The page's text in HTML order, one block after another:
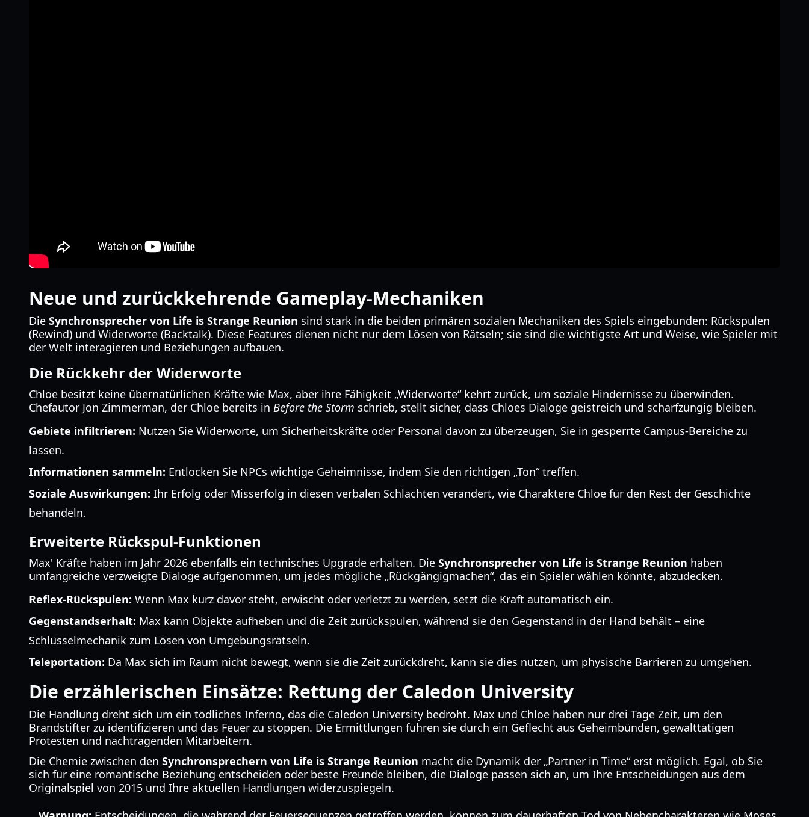
Neue und zurückkehrende Gameplay-Mechaniken
Die Synchronsprecher von Life is Strange Reunion sind stark in die beiden primären sozialen Mechaniken des Spiels eingebunden: Rückspulen
(Rewind) und Widerworte (Backtalk). Diese Features dienen nicht nur dem Lösen von Rätseln; sie sind die wichtigste Art und Weise, wie Spieler mit
der Welt interagieren und Beziehungen aufbauen.
Die Rückkehr der Widerworte
Chloe besitzt keine übernatürlichen Kräfte wie Max, aber ihre Fähigkeit „Widerworte“ kehrt zurück, um soziale Hindernisse zu überwinden.
Chefautor Jon Zimmerman, der Chloe bereits in Before the Storm schrieb, stellt sicher, dass Chloes Dialoge geistreich und scharfzüngig bleiben.
Gebiete infiltrieren: Nutzen Sie Widerworte, um Sicherheitskräfte oder Personal davon zu überzeugen, Sie in gesperrte Campus-Bereiche zu
lassen.
Informationen sammeln: Entlocken Sie NPCs wichtige Geheimnisse, indem Sie den richtigen „Ton“ treffen.
Soziale Auswirkungen: Ihr Erfolg oder Misserfolg in diesen verbalen Schlachten verändert, wie Charaktere Chloe für den Rest der Geschichte
behandeln.
Erweiterte Rückspul-Funktionen
Max' Kräfte haben im Jahr 2026 ebenfalls ein technisches Upgrade erhalten. Die Synchronsprecher von Life is Strange Reunion haben
umfangreiche verzweigte Dialoge aufgenommen, um jedes mögliche „Rückgängigmachen“, das ein Spieler wählen könnte, abzudecken.
Reflex-Rückspulen: Wenn Max kurz davor steht, erwischt oder verletzt zu werden, setzt die Kraft automatisch ein.
Gegenstandserhalt: Max kann Objekte aufheben und die Zeit zurückspulen, während sie den Gegenstand in der Hand behält – eine
Schlüsselmechanik zum Lösen von Umgebungsrätseln.
Teleportation: Da Max sich im Raum nicht bewegt, wenn sie die Zeit zurückdreht, kann sie dies nutzen, um physische Barrieren zu umgehen.
Die erzählerischen Einsätze: Rettung der Caledon University
Die Handlung dreht sich um ein tödliches Inferno, das die Caledon University bedroht. Max und Chloe haben nur drei Tage Zeit, um den
Brandstifter zu identifizieren und das Feuer zu stoppen. Die Ermittlungen führen sie durch ein Geflecht aus Geheimbünden, gewalttätigen
Protesten und nachtragenden Mitarbeitern.
Die Chemie zwischen den Synchronsprechern von Life is Strange Reunion macht die Dynamik der „Partner in Time“ erst möglich. Egal, ob Sie
sich für eine romantische Beziehung entscheiden oder beste Freunde bleiben, die Dialoge passen sich an, um Ihre Entscheidungen aus dem
Originalspiel von 2015 und Ihre aktuellen Handlungen widerzuspiegeln.